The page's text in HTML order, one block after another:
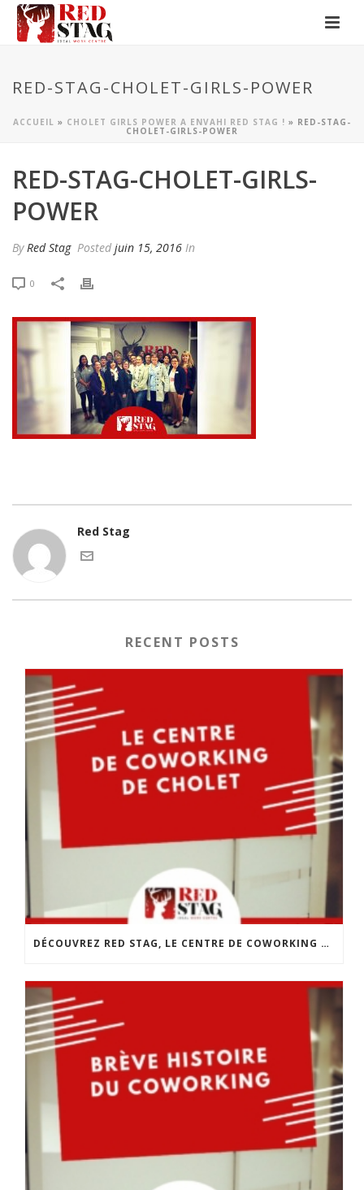
RED-STAG-CHOLET-GIRLS-POWER
ACCUEIL » CHOLET GIRLS POWER A ENVAHI RED STAG ! » RED-STAG-
CHOLET-GIRLS-POWER
RED-STAG-CHOLET-GIRLS-
POWER
ByRed Stag Posted juin 15, 2016 In
0
Red Stag
RECENT POSTS
DÉCOUVREZ RED STAG, LE CENTRE DE COWORKING DE CHOLET